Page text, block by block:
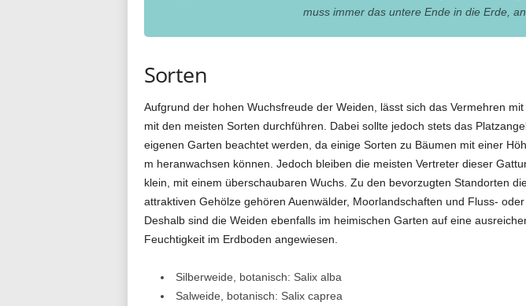
muss immer das untere Ende in die Erde,
Sorten
Aufgrund der hohen Wuchsfreude der Weiden, lässt sich das Vermehren mit
mit den meisten Sorten durchführen. Dabei sollte jedoch stets das
eigenen Garten beachtet werden, da einige Sorten zu Bäumen mit einer
m heranwachsen können. Jedoch bleiben die meisten Vertreter dieser
klein, mit einem überschaubaren Wuchs. Zu den bevorzugten Standorten
attraktiven Gehölze gehören Auenwälder, Moorlandschaften und Fluss- oder
Deshalb sind die Weiden ebenfalls im heimischen Garten auf eine
Feuchtigkeit im Erdboden angewiesen.
Silberweide, botanisch: Salix alba
Salweide, botanisch: Salix caprea